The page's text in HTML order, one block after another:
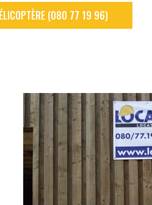
(080 77 19 96)